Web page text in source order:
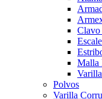
Clavo
Malla
Polvos
Varilla